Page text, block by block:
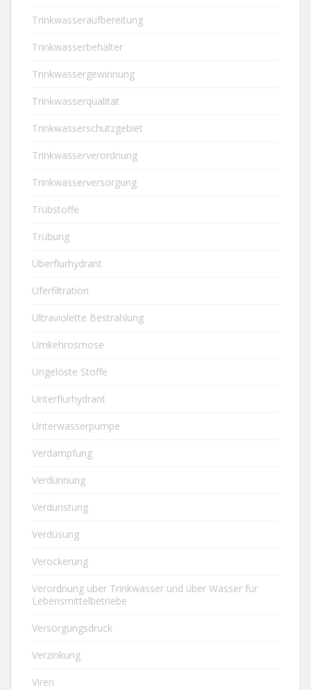
Trinkwasseraufbereitung
Trinkwasserbehälter
Trinkwassergewinnung
Trinkwasserqualität
Trinkwasserschutzgebiet
Trinkwasserverordnung
Trinkwasserversorgung
Trübstoffe
Trübung
Überflurhydrant
Uferfiltration
Ultraviolette Bestrahlung
Umkehrosmose
Ungelöste Stoffe
Unterflurhydrant
Unterwasserpumpe
Verdampfung
Verdünnung
Verdunstung
Verdüsung
Verockerung
Verordnung über Trinkwasser und über Wasser für
Lebensmittelbetriebe
Versorgungsdruck
Verzinkung
Viren